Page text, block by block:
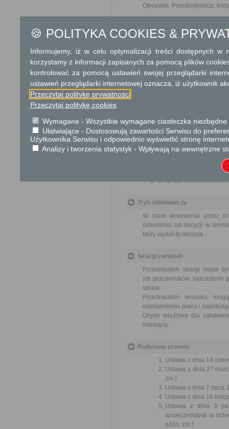
Obywatel, Przedsiębiorca,
Zgłoszenia zamiaru
zgłoszenia, może, w drodze
administracji
budowlane, w razie
zgłaszającego, w drodze
Informacja
Dodatkowe
17 zł opłata skarbowa za
Tryb odwoławczy
W razie wniesienia przez
odwołania od decyzji w
który wydał tę decyzję.
Skargi i wnioski
Przedmiotem skargi może
ich pracowników, naruszenie
spraw.
Przedmiotem wniosku
usprawnienie pracy i
Organ właściwy dla
miesiąca.
Podstawa prawna
Ustawa z dnia 14
Ustawa z dnia 27
zm.)
Ustawa z dnia 7 lipca
Ustawa z dnia 16
Ustawa z dnia 3
społeczeństwa w
późn. zm.)
🍪 POLITYKA COOKIES &
Informujemy, iż w celu optymalizacji treści dostępnych w
korzystamy z informacji zapisanych za pomocą plików
kontrolować za pomocą ustawień swojej przeglądarki
ustawień przeglądarki internetowej oznacza, iż użytkownik
Przeczytaj politykę prywatności
Przeczytaj politykę cookies
Wymagane - Wszystkie wymagane ciasteczka
Ułatwiające - Dostosowują zawartości Serwisu do
Użytkownika Serwisu i odpowiednio wyświetlić stronę
Analizy i tworzenia statystyk - Wpływają na wewnętrzne